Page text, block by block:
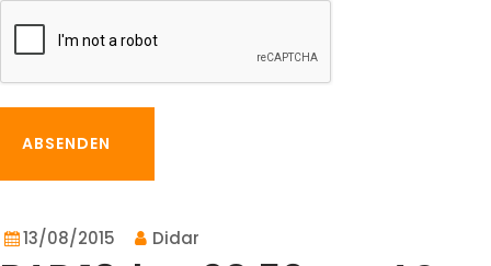
ABSENDEN
13/08/2015 Didar